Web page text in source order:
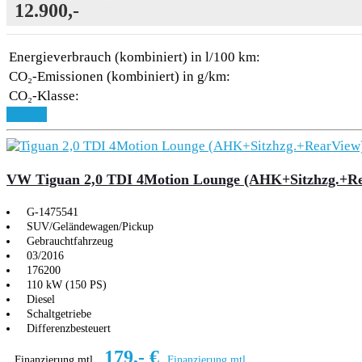
12.900,-
Energieverbrauch (kombiniert) in l/100 km:
CO₂-Emissionen (kombiniert) in g/km:
CO₂-Klasse:
VW Tiguan 2,0 TDI 4Motion Lounge
G-1475541
SUV/Geländewagen/Pickup
Gebrauchtfahrzeug
03/2016
176200
110 kW (150 PS)
Diesel
Schaltgetriebe
Differenzbesteuert
179,- €